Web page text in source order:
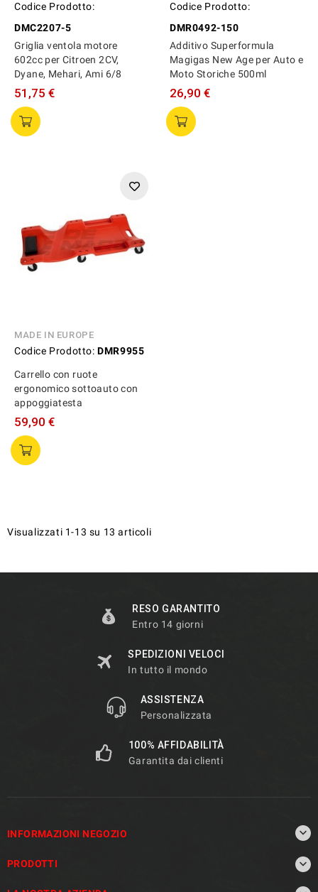
Codice Prodotto:
DMC2207-5
Griglia ventola motore
602cc per Citroen 2CV,
Dyane, Mehari, Ami 6/8
51,75 €
Codice Prodotto:
DMR0492-150
Additivo Superformula
Magigas New Age per Auto e
Moto Storiche 500ml
26,90 €
MADE IN EUROPE
Codice Prodotto: DMR9955
Carrello con ruote
ergonomico sottoauto con
appoggiatesta
59,90 €
Visualizzati 1-13 su 13 articoli
RESO GARANTITO
Entro 14 giorni
SPEDIZIONI VELOCI
In tutto il mondo
ASSISTENZA
Personalizzata
100% AFFIDABILITÀ
Garantita dai clienti
INFORMAZIONI NEGOZIO 
PRODOTTI 